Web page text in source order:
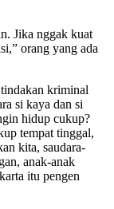
Jika nggak kuat
orang yang ada
kriminal
si kaya dan si
hidup cukup?
tempat tinggal,
kita, saudara-
anak-anak
itu pengen